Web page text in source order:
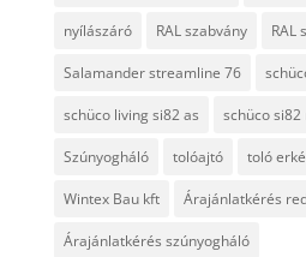
nyílászáró RAL szabvány RAL
Salamander streamline 76
schüco living si82 as schüco si82
Szúnyogháló tolóajtó toló
Wintex Bau kft Árajánlatkérés
Árajánlatkérés szúnyogháló